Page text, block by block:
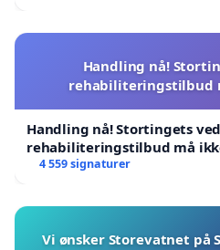
Handling nå!
rehabiliteringstilbud
Handling nå! Stortingets
rehabiliteringstilbud må
4 559 signaturer
Vi ønsker Storevatnet på